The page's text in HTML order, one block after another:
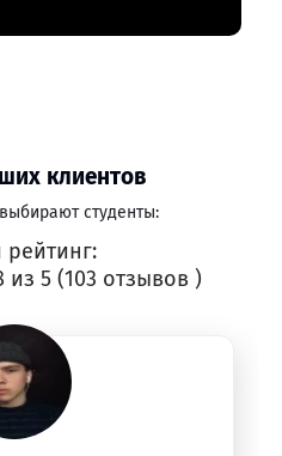
клиентов
студенты:
из 5 (103 отзывов )